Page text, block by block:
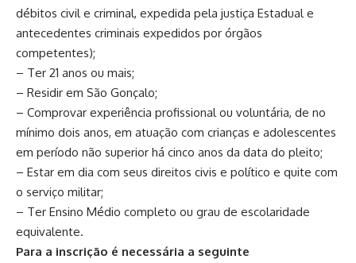
débitos civil e criminal, expedida pela justiça Estadual e
antecedentes criminais expedidos por órgãos
competentes);
– Ter 21 anos ou mais;
– Residir em São Gonçalo;
– Comprovar experiência profissional ou voluntária, de no
mínimo dois anos, em atuação com crianças e adolescentes
em período não superior há cinco anos da data do pleito;
– Estar em dia com seus direitos civis e político e quite com
o serviço militar;
– Ter Ensino Médio completo ou grau de escolaridade
equivalente.
Para a inscrição é necessária a seguinte